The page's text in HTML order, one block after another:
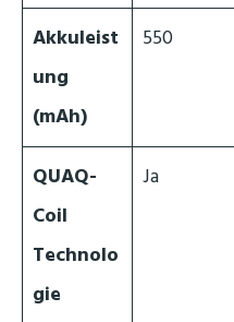
Akkuleist
ung
(mAh)
550
QUAQ-
Coil
Technolo
gie
Ja